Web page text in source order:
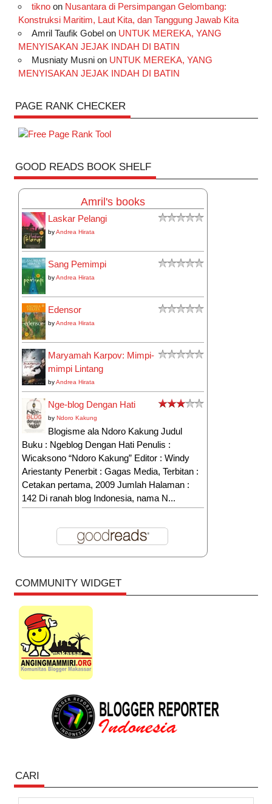
tiknoon Nusantara di Persimpangan Gelombang:
Konstruksi Maritim, Laut Kita, dan Tanggung Jawab Kita
Amril Taufik Gobelon UNTUK MEREKA, YANG
MENYISAKAN JEJAK INDAH DI BATIN
Musniaty Musnion UNTUK MEREKA, YANG
MENYISAKAN JEJAK INDAH DI BATIN
PAGE RANK CHECKER
GOOD READS BOOK SHELF
Amril's books
Laskar Pelangi
byAndrea Hirata
Sang Pemimpi
byAndrea Hirata
Edensor
byAndrea Hirata
Maryamah Karpov: Mimpi-
mimpi Lintang
byAndrea Hirata
Nge-blog Dengan Hati
byNdoro Kakung
Blogisme ala Ndoro Kakung Judul
Buku : Ngeblog Dengan Hati Penulis :
Wicaksono “Ndoro Kakung” Editor : Windy
Ariestanty Penerbit : Gagas Media, Terbitan :
Cetakan pertama, 2009 Jumlah Halaman :
142 Di ranah blog Indonesia, nama N...
COMMUNITY WIDGET
CARI